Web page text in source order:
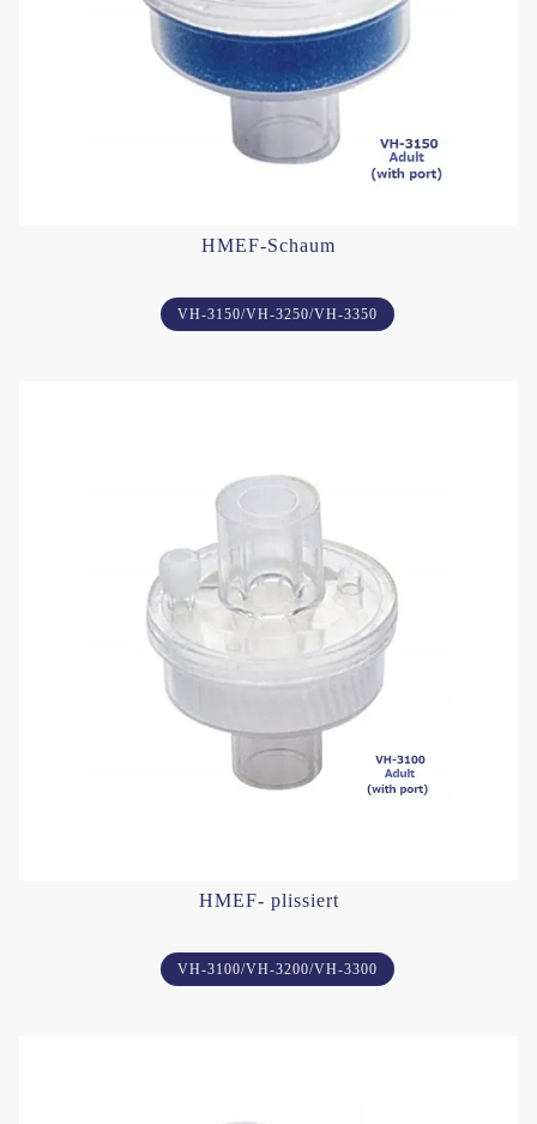
HMEF-Schaum
VH-3150/VH-3250/VH-3350
HMEF- plissiert
VH-3100/VH-3200/VH-3300